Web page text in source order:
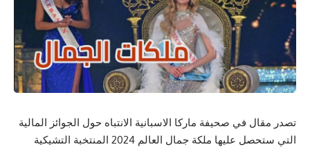
تصدر مقال في صحيفة ماركا الاسبانية الانتباه حول الجوائز المالية
التي ستحصل عليها ملكة جمال العالم 2024 المنتخبة التشيكية